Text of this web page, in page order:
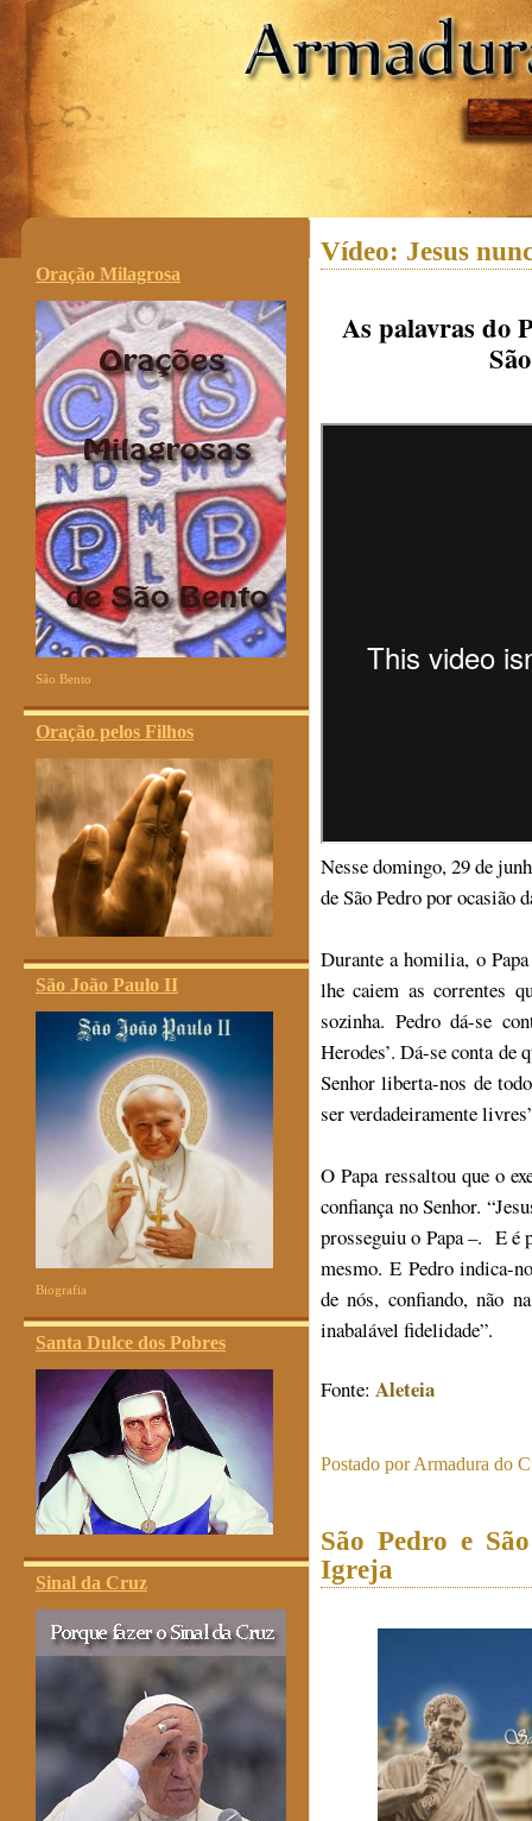
.
Oração Milagrosa
São Bento
Oração pelos Filhos
São João Paulo II
Biografia
Santa Dulce dos Pobres
Sinal da Cruz
Vídeo: Jesus
As palavras do
Nesse domingo, 29 de
de São Pedro por ocasião
Durante a homilia, o
lhe caiem as correntes
sozinha. Pedro dá-se
Herodes’. Dá-se conta de
Senhor liberta-nos de
ser verdadeiramente
O Papa ressaltou que o
confiança no Senhor.
prosseguiu o Papa –. E é
mesmo. E Pedro indica-
de nós, confiando, não
inabalável fidelidade”.
Fonte: Aleteia
Postado porArmadura do
São Pedro e
Igreja